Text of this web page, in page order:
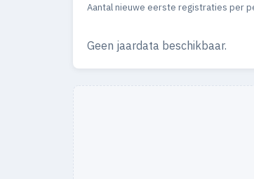
Aantal nieuwe eerste registraties per
Geen jaardata beschikbaar.